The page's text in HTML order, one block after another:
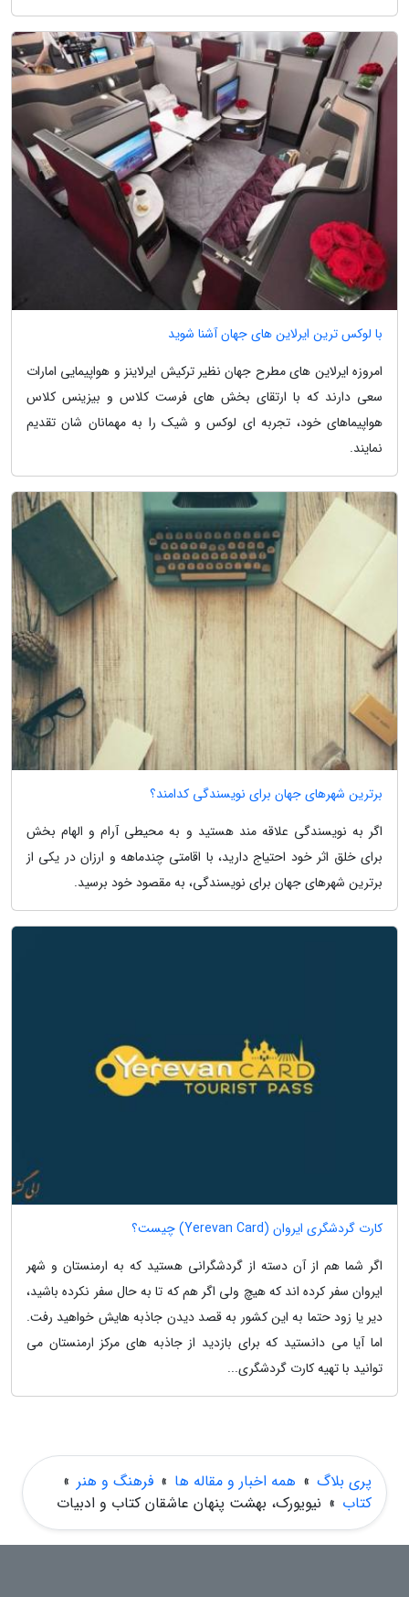
با لوکس ترین ایرلاین های جهان آشنا شوید
امروزه ایرلاین های مطرح جهان نظیر ترکیش ایرلاینز و هواپیمایی امارات
سعی دارند که با ارتقای بخش های فرست کلاس و بیزینس کلاس
هواپیماهای خود، تجربه ای لوکس و شیک را به مهمانان شان تقدیم
نمایند.
برترین شهرهای جهان برای نویسندگی کدامند؟
اگر به نویسندگی علاقه مند هستید و به محیطی آرام و الهام بخش
برای خلق اثر خود احتیاج دارید، با اقامتی چندماهه و ارزان در یکی از
برترین شهرهای جهان برای نویسندگی، به مقصود خود برسید.
کارت گردشگری ایروان (Yerevan Card) چیست؟
اگر شما هم از آن دسته از گردشگرانی هستید که به ارمنستان و شهر
ایروان سفر کرده اند که هیچ ولی اگر هم که تا به حال سفر نکرده باشید،
دیر یا زود حتما به این کشور به قصد دیدن جاذبه هایش خواهید رفت.
اما آیا می دانستید که برای بازدید از جاذبه های مرکز ارمنستان می
توانید با تهیه کارت گردشگری...
پری بلاگ » همه اخبار و مقاله ها » فرهنگ و هنر »
کتاب » نیویورک، بهشت پنهان عاشقان کتاب و ادبیات